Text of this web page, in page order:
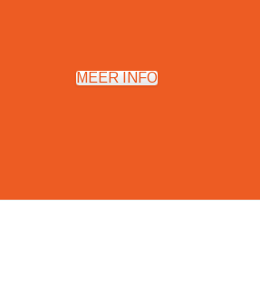
MEER INFO